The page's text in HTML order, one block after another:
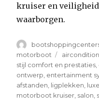
kruiser en
waarborgen.
Author
motorboot
Tags
stijl comfort en prestaties
ontwerp entertainment
afstanden ligplekken
motorboot kruiser salon